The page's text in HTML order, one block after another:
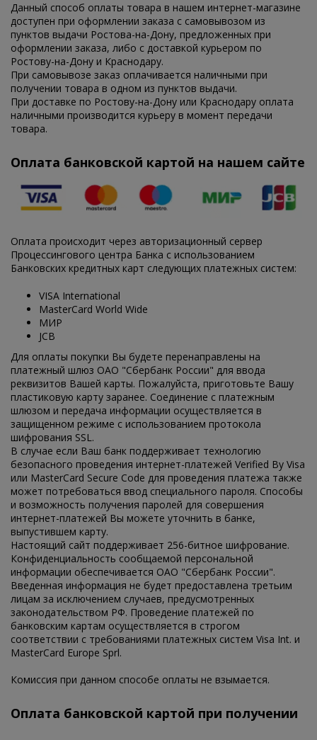
Данный способ оплаты товара в нашем интернет-магазине
доступен при оформлении заказа с самовывозом из
пунктов выдачи Ростова-на-Дону, предложенных при
оформлении заказа, либо с доставкой курьером по
Ростову-на-Дону и Краснодару.
При самовывозе заказ оплачивается наличными при
получении товара в одном из пунктов выдачи.
При доставке по Ростову-на-Дону или Краснодару оплата
наличными производится курьеру в момент передачи
товара.
Оплата банковской картой на нашем сайте
Оплата происходит через авторизационный сервер
Процессингового центра Банка с использованием
Банковских кредитных карт следующих платежных систем:
VISA International
MasterCard World Wide
МИР
JCB
Для оплаты покупки Вы будете перенаправлены на
платежный шлюз ОАО "Сбербанк России" для ввода
реквизитов Вашей карты. Пожалуйста, приготовьте Вашу
пластиковую карту заранее. Соединение с платежным
шлюзом и передача информации осуществляется в
защищенном режиме с использованием протокола
шифрования SSL.
В случае если Ваш банк поддерживает технологию
безопасного проведения интернет-платежей Verified By Visa
или MasterCard Secure Code для проведения платежа также
может потребоваться ввод специального пароля. Способы
и возможность получения паролей для совершения
интернет-платежей Вы можете уточнить в банке,
выпустившем карту.
Настоящий сайт поддерживает 256-битное шифрование.
Конфиденциальность сообщаемой персональной
информации обеспечивается ОАО "Сбербанк России".
Введенная информация не будет предоставлена третьим
лицам за исключением случаев, предусмотренных
законодательством РФ. Проведение платежей по
банковским картам осуществляется в строгом
соответствии с требованиями платежных систем Visa Int. и
MasterCard Europe Sprl.
Комиссия при данном способе оплаты не взымается.
Оплата банковской картой при получении